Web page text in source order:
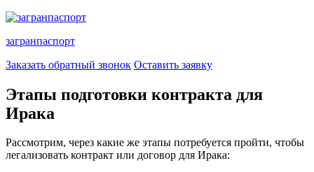
загранпаспорт
Заказать обратный звонок Оставить заявку
Этапы подготовки контракта для
Ирака
Рассмотрим, через какие же этапы потребуется пройти, чтобы
легализовать контракт или договор для Ирака: